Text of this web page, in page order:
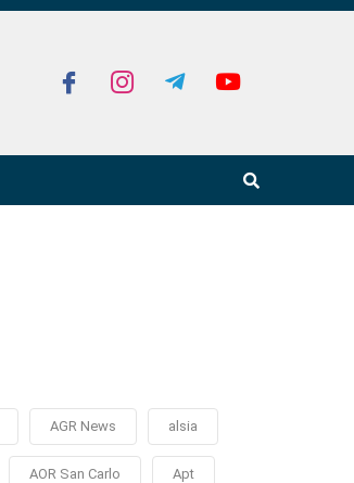
AGR News alsia
AOR San Carlo Apt